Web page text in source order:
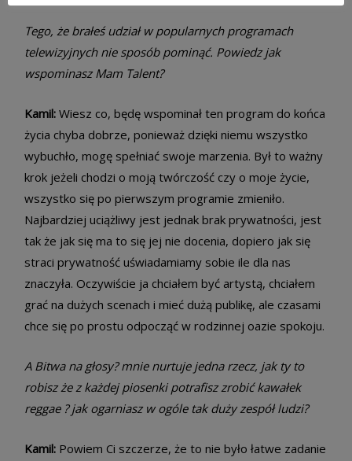
Tego, że brałeś udział w popularnych programach
telewizyjnych nie sposób pominąć. Powiedz jak
wspominasz Mam Talent?
Kamil: Wiesz co, będę wspominał ten program do końca
życia chyba dobrze, ponieważ dzięki niemu wszystko
wybuchło, mogę spełniać swoje marzenia. Był to ważny
krok jeżeli chodzi o moją twórczość czy o moje życie,
wszystko się po pierwszym programie zmieniło.
Najbardziej uciążliwy jest jednak brak prywatności, jest
tak że jak się ma to się jej nie docenia, dopiero jak się
straci prywatność uświadamiamy sobie ile dla nas
znaczyła. Oczywiście ja chciałem być artystą, chciałem
grać na dużych scenach i mieć dużą publikę, ale czasami
chce się po prostu odpocząć w rodzinnej oazie spokoju.
A Bitwa na głosy? mnie nurtuje jedna rzecz, jak ty to
robisz że z każdej piosenki potrafisz zrobić kawałek
reggae ? jak ogarniasz w ogóle tak duży zespół ludzi?
Kamil: Powiem Ci szczerze, że to nie było łatwe zadanie